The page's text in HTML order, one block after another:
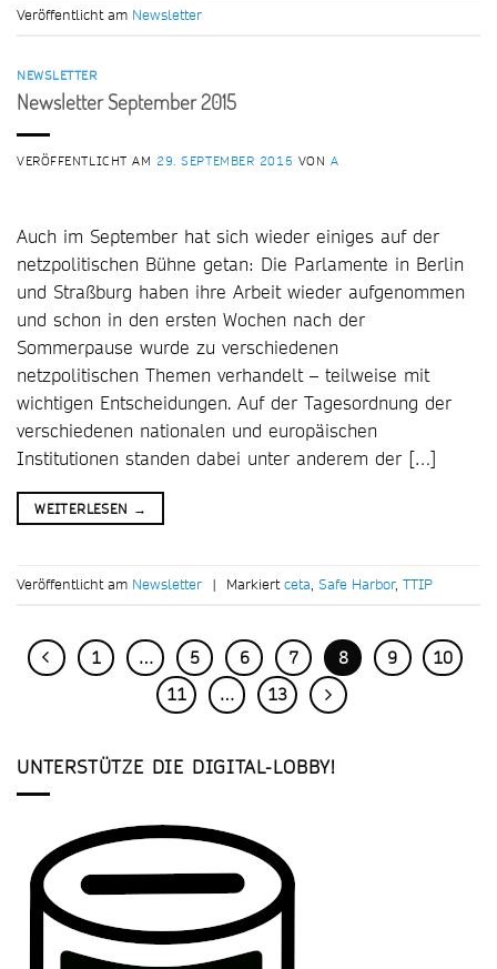
Veröffentlicht am Newsletter
NEWSLETTER
Newsletter September 2015
VERÖFFENTLICHT AM 29. SEPTEMBER 2015 VON A
Auch im September hat sich wieder einiges auf der
netzpolitischen Bühne getan: Die Parlamente in Berlin
und Straßburg haben ihre Arbeit wieder aufgenommen
und schon in den ersten Wochen nach der
Sommerpause wurde zu verschiedenen
netzpolitischen Themen verhandelt – teilweise mit
wichtigen Entscheidungen. Auf der Tagesordnung der
verschiedenen nationalen und europäischen
Institutionen standen dabei unter anderem der […]
WEITERLESEN →
Veröffentlicht am Newsletter | Markiertceta, Safe Harbor, TTIP
1 … 5 6 7 8 9
10
11
… 13
UNTERSTÜTZE DIE DIGITAL-LOBBY!